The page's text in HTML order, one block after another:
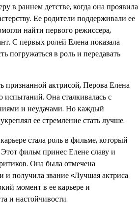
в раннем детстве, когда она проявила
Ее родители поддерживали ее
найти первого режиссера,
С первых ролей Елена показала
погружаться в роль и передавать
признанной актрисой, Перова Елена
испытаний. Она сталкивалась с
и неудачами. Но каждый
ее стремление стать лучше.
стала роль в фильме, который
фильм принес Елене славу и
Она была отмечена
получила звание «Лучшая актриса
момент в ее карьере и
и настойчивости.